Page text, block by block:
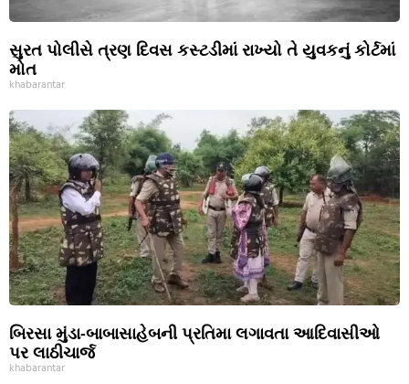
સુરત પોલીસે ત્રણ દિવસ કસ્ટડીમાં રાખ્યો તે યુવકનું કોર્ટમાં
મોત
khabarantar
બિરસા મુંડા-બાબાસાહેબની પ્રતિમા લગાવતા આદિવાસીઓ
પર લાઠીચાર્જ
khabarantar